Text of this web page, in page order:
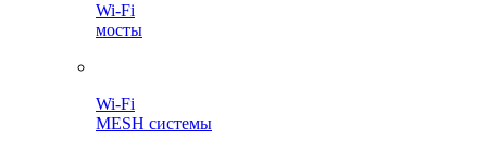
Wi-Fi
мосты
Wi-Fi
MESH системы